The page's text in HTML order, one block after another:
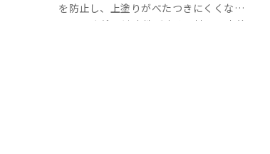
を防止し、上塗りがべたつきにくくなり
ます。 上塗り適応性が広く下地への密着